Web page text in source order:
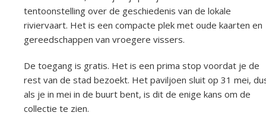
tentoonstelling over de geschiedenis van de lokale
riviervaart. Het is een compacte plek met oude kaarten en
gereedschappen van vroegere vissers.
De toegang is gratis. Het is een prima stop voordat je de
rest van de stad bezoekt. Het paviljoen sluit op 31 mei,
als je in mei in de buurt bent, is dit de enige kans om de
collectie te zien.